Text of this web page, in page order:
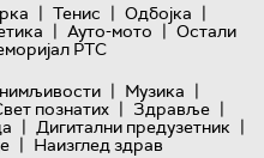
| Тенис | Одбојка |
| Ауто-мото | Остали
РТС
| Музика |
познатих | Здравље |
| Дигитални предузетник |
| Наизглед здрав